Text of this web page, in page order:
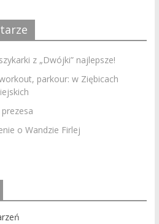
z „Dwójki” najlepsze!
parkour: w Ziębicach
o Wandzie Firlej